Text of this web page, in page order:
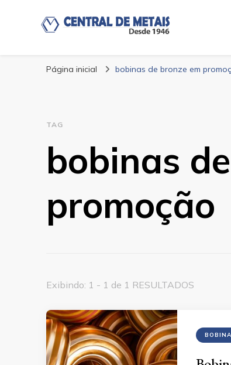
Blog | Central
Página inicial bobinas de bronze em
TAG
bobinas
promoção
Exibindo: 1 - 1 de 1 RESULTADOS